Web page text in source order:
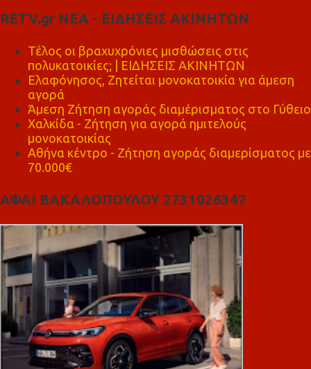
RETV.gr ΝΕΑ - ΕΙΔΗΣΕΙΣ ΑΚΙΝΗΤΩΝ
Τέλος οι βραχυχρόνιες μισθώσεις στις
πολυκατοικίες; | ΕΙΔΗΣΕΙΣ ΑΚΙΝΗΤΩΝ
Ελαφόνησος, Ζητείται μονοκατοικία για άμεση
αγορά
Άμεση Ζήτηση αγοράς διαμέρισματος στο Γύθειο
Χαλκίδα - Ζήτηση για αγορά ημιτελούς
μονοκατοικίας
Αθήνα κέντρο - Ζήτηση αγοράς διαμερίσματος με
70.000€
ΑΦΑΙ ΒΑΚΑΛΟΠΟΥΛΟΥ 2731026347